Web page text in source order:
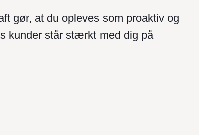
gør, at du opleves som proaktiv og
kunder står stærkt med dig på